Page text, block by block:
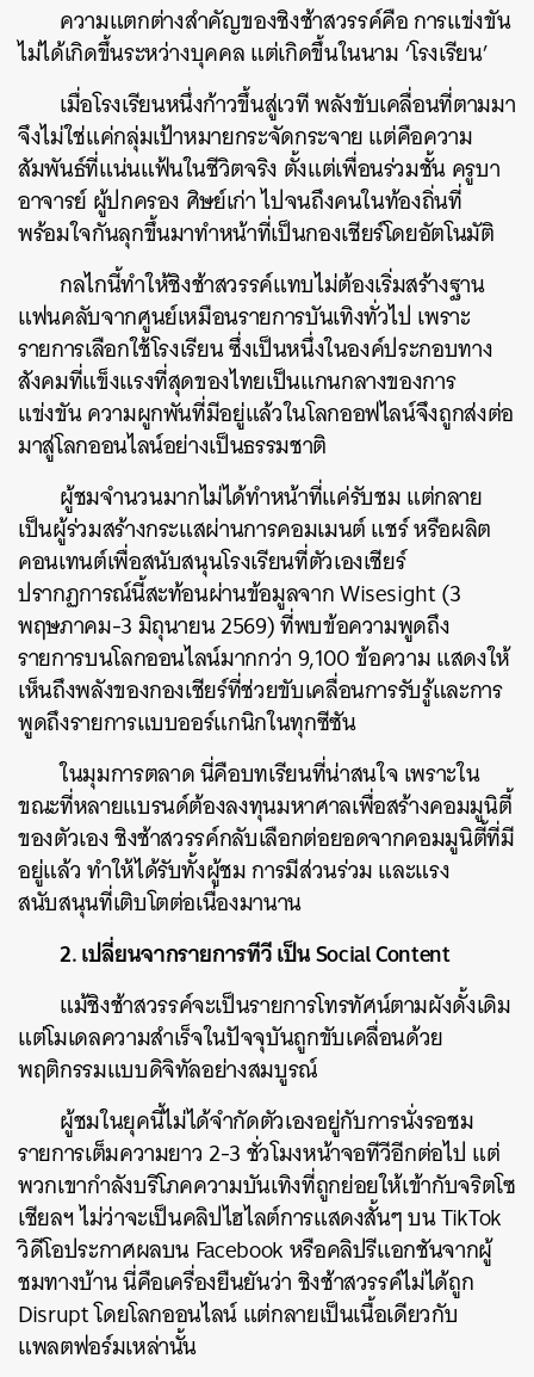
ความแตกต่างสำคัญของชิงช้าสวรรค์คือ การแข่งขัน
ไม่ได้เกิดขึ้นระหว่างบุคคล แต่เกิดขึ้นในนาม ‘โรงเรียน’
เมื่อโรงเรียนหนึ่งก้าวขึ้นสู่เวที พลังขับเคลื่อนที่ตามมา
จึงไม่ใช่แค่กลุ่มเป้าหมายกระจัดกระจาย แต่คือความ
สัมพันธ์ที่แน่นแฟ้นในชีวิตจริง ตั้งแต่เพื่อนร่วมชั้น ครูบา
อาจารย์ ผู้ปกครอง ศิษย์เก่า ไปจนถึงคนในท้องถิ่นที่
พร้อมใจกันลุกขึ้นมาทำหน้าที่เป็นกองเชียร์โดยอัตโนมัติ
กลไกนี้ทำให้ชิงช้าสวรรค์แทบไม่ต้องเริ่มสร้างฐาน
แฟนคลับจากศูนย์เหมือนรายการบันเทิงทั่วไป เพราะ
รายการเลือกใช้โรงเรียน ซึ่งเป็นหนึ่งในองค์ประกอบทาง
สังคมที่แข็งแรงที่สุดของไทยเป็นแกนกลางของการ
แข่งขัน ความผูกพันที่มีอยู่แล้วในโลกออฟไลน์จึงถูกส่งต่อ
มาสู่โลกออนไลน์อย่างเป็นธรรมชาติ
ผู้ชมจำนวนมากไม่ได้ทำหน้าที่แค่รับชม แต่กลาย
เป็นผู้ร่วมสร้างกระแสผ่านการคอมเมนต์ แชร์ หรือผลิต
คอนเทนต์เพื่อสนับสนุนโรงเรียนที่ตัวเองเชียร์
ปรากฏการณ์นี้สะท้อนผ่านข้อมูลจาก Wisesight (3
พฤษภาคม-3 มิถุนายน 2569) ที่พบข้อความพูดถึง
รายการบนโลกออนไลน์มากกว่า 9,100 ข้อความ แสดงให้
เห็นถึงพลังของกองเชียร์ที่ช่วยขับเคลื่อนการรับรู้และการ
พูดถึงรายการแบบออร์แกนิกในทุกซีซัน
ในมุมการตลาด นี่คือบทเรียนที่น่าสนใจ เพราะใน
ขณะที่หลายแบรนด์ต้องลงทุนมหาศาลเพื่อสร้างคอมมูนิตี้
ของตัวเอง ชิงช้าสวรรค์กลับเลือกต่อยอดจากคอมมูนิตี้ที่มี
อยู่แล้ว ทำให้ได้รับทั้งผู้ชม การมีส่วนร่วม และแรง
สนับสนุนที่เติบโตต่อเนื่องมานาน
2. เปลี่ยนจากรายการทีวี เป็น Social Content
แม้ชิงช้าสวรรค์จะเป็นรายการโทรทัศน์ตามผังดั้งเดิม
แต่โมเดลความสำเร็จในปัจจุบันถูกขับเคลื่อนด้วย
พฤติกรรมแบบดิจิทัลอย่างสมบูรณ์
ผู้ชมในยุคนี้ไม่ได้จำกัดตัวเองอยู่กับการนั่งรอชม
รายการเต็มความยาว 2-3 ชั่วโมงหน้าจอทีวีอีกต่อไป แต่
พวกเขากำลังบริโภคความบันเทิงที่ถูกย่อยให้เข้ากับจริตโซ
เชียลฯ ไม่ว่าจะเป็นคลิปไฮไลต์การแสดงสั้นๆ บน TikTok
วิดีโอประกาศผลบน Facebook หรือคลิปรีแอกชันจากผู้
ชมทางบ้าน นี่คือเครื่องยืนยันว่า ชิงช้าสวรรค์ไม่ได้ถูก
Disrupt โดยโลกออนไลน์ แต่กลายเป็นเนื้อเดียวกับ
แพลตฟอร์มเหล่านั้น